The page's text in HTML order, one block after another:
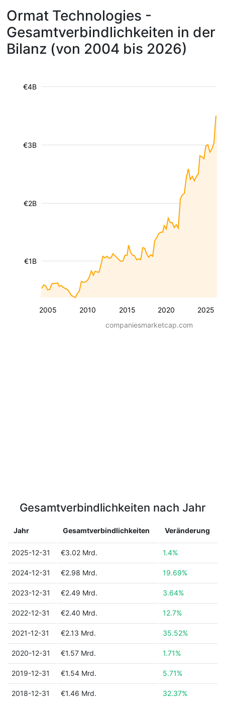
Ormat Technologies -
Gesamtverbindlichkeiten in der
Bilanz (von 2004 bis 2026)
2005 2010 2015 2020 2025
€1B
€2B
€3B
€4B
companiesmarketcap.com
Gesamtverbindlichkeiten nach Jahr
Jahr Gesamtverbindlichkeiten Veränderung
2025-12-31 €3.02 Mrd. 1.4%
2024-12-31 €2.98 Mrd. 19.69%
2023-12-31 €2.49 Mrd. 3.64%
2022-12-31 €2.40 Mrd. 12.7%
2021-12-31 €2.13 Mrd. 35.52%
2020-12-31 €1.57 Mrd. 1.71%
2019-12-31 €1.54 Mrd. 5.71%
2018-12-31 €1.46 Mrd. 32.37%